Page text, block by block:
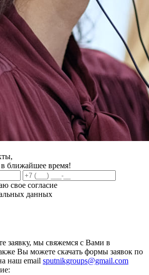
ближайшее время!
свое согласие
данных
заявку, мы свяжемся с Вами в
Вы можете скачать формы заявок по
наш email sputnikgroups@gmail.com